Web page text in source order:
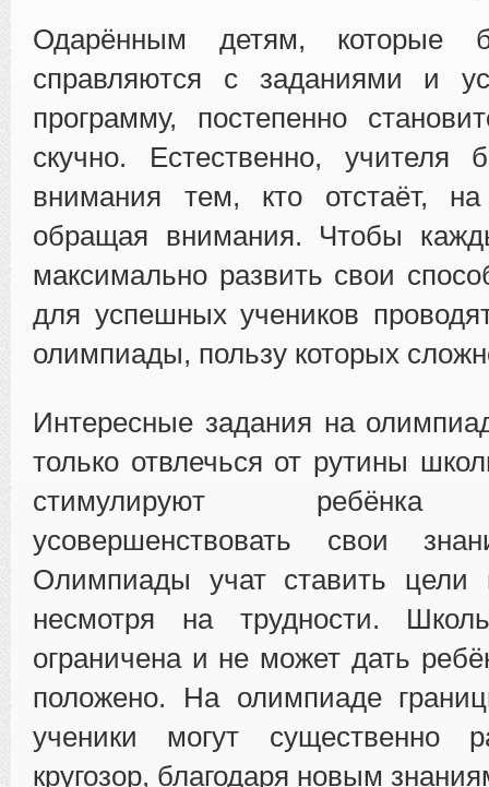
Одарённым детям, которые
справляются с заданиями и
программу, постепенно
скучно. Естественно, учителя
внимания тем, кто отстаёт,
обращая внимания. Чтобы
максимально развить свои
для успешных учеников
олимпиады, пользу которых
Интересные задания на
только отвлечься от рутины
стимулируют ребёнка
усовершенствовать свои
Олимпиады учат ставить цели
несмотря на трудности.
ограничена и не может дать
положено. На олимпиаде
ученики могут существенно
кругозор, благодаря новым